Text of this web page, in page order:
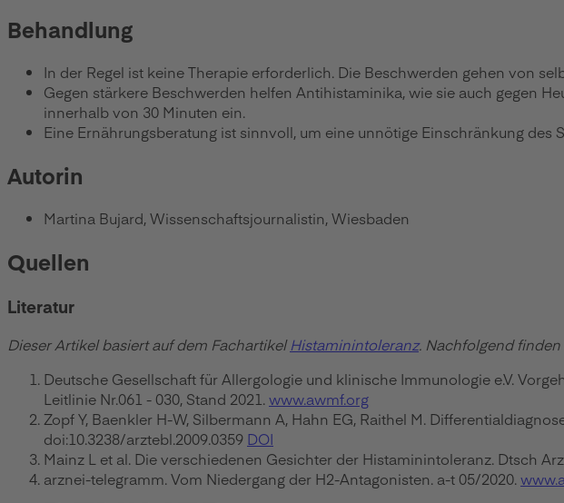
Behandlung
In der Regel ist keine Therapie erforderlich. Die Beschwerden gehen von
Gegen stärkere Beschwerden helfen Antihistaminika, wie sie auch gegen
innerhalb von 30 Minuten ein.
Eine Ernährungsberatung ist sinnvoll, um eine unnötige Einschränkung des
Autorin
Martina Bujard, Wissenschaftsjournalistin, Wiesbaden
Quellen
Literatur
Dieser Artikel basiert auf dem FachartikelHistaminintoleranz. Nachfolgend
Deutsche Gesellschaft für Allergologie und klinische Immunologie e.V.
Leitlinie Nr.061 - 030, Stand 2021. www.awmf.org
Zopf Y, Baenkler H-W, Silbermann A, Hahn EG, Raithel M.
doi:10.3238/arztebl.2009.0359 DOI
Mainz L et al. Die verschiedenen Gesichter der Histaminintoleranz. Dtsch
arznei-telegramm. Vom Niedergang der H2-Antagonisten. a-t 05/2020.